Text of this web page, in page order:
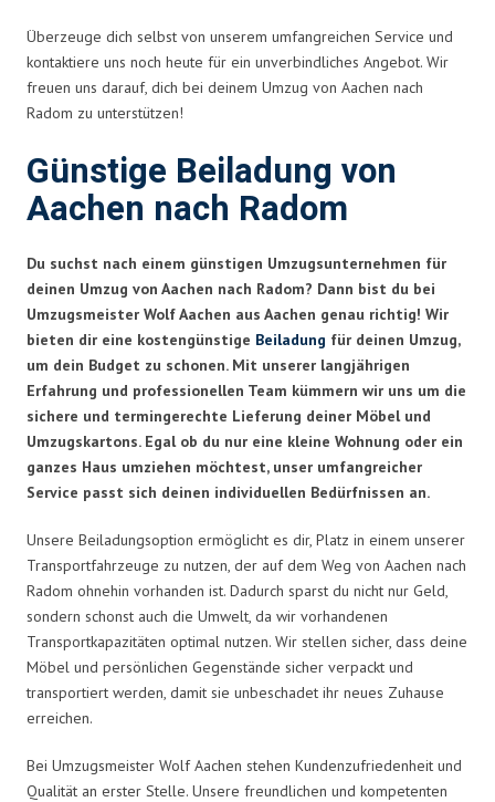
Überzeuge dich selbst von unserem umfangreichen Service und
kontaktiere uns noch heute für ein unverbindliches Angebot. Wir
freuen uns darauf, dich bei deinem Umzug von Aachen nach
Radom zu unterstützen!
Günstige Beiladung von
Aachen nach Radom
Du suchst nach einem günstigen Umzugsunternehmen für
deinen Umzug von Aachen nach Radom? Dann bist du bei
Umzugsmeister Wolf Aachen aus Aachen genau richtig! Wir
bieten dir eine kostengünstige Beiladung für deinen Umzug,
um dein Budget zu schonen. Mit unserer langjährigen
Erfahrung und professionellen Team kümmern wir uns um die
sichere und termingerechte Lieferung deiner Möbel und
Umzugskartons. Egal ob du nur eine kleine Wohnung oder ein
ganzes Haus umziehen möchtest, unser umfangreicher
Service passt sich deinen individuellen Bedürfnissen an.
Unsere Beiladungsoption ermöglicht es dir, Platz in einem unserer
Transportfahrzeuge zu nutzen, der auf dem Weg von Aachen nach
Radom ohnehin vorhanden ist. Dadurch sparst du nicht nur Geld,
sondern schonst auch die Umwelt, da wir vorhandenen
Transportkapazitäten optimal nutzen. Wir stellen sicher, dass deine
Möbel und persönlichen Gegenstände sicher verpackt und
transportiert werden, damit sie unbeschadet ihr neues Zuhause
erreichen.
Bei Umzugsmeister Wolf Aachen stehen Kundenzufriedenheit und
Qualität an erster Stelle. Unsere freundlichen und kompetenten